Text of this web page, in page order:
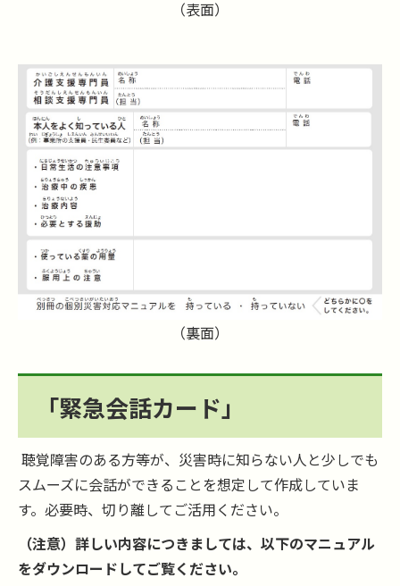
（表面）
（裏面）
「緊急会話カード」
聴覚障害のある方等が、災害時に知らない人と少しでも
スムーズに会話ができることを想定して作成していま
す。必要時、切り離してご活用ください。
（注意）詳しい内容につきましては、以下のマニュアル
をダウンロードしてご覧ください。